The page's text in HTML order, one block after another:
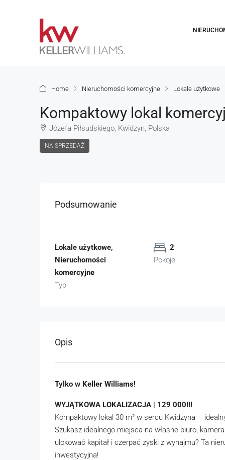
Home Nieruchomości komercyjne Lokale użytkowe
Kompaktowy lokal
Józefa Piłsudskiego, Kwidzyn, Polska
NA SPRZEDAŻ
Podsumowanie
Lokale użytkowe,
Nieruchomości
komercyjne
Typ
2
Pokoje
Opis
Tylko w Keller Williams!
WYJĄTKOWA LOKALIZACJA | 129 000!!!
Kompaktowy lokal 30 m² w sercu Kwidzyna –
Szukasz idealnego miejsca na własne biuro,
ulokować kapitał i czerpać zyski z wynajmu? Ta
inwestycyjna!